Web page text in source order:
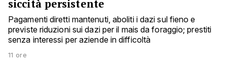
siccità persistente
Pagamenti diretti mantenuti, aboliti i dazi sul fieno e
previste riduzioni sui dazi per il mais da foraggio; prestiti
senza interessi per aziende in difficoltà
11 ore